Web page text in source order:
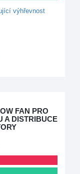
FAN PRO
A DISTRIBUCE